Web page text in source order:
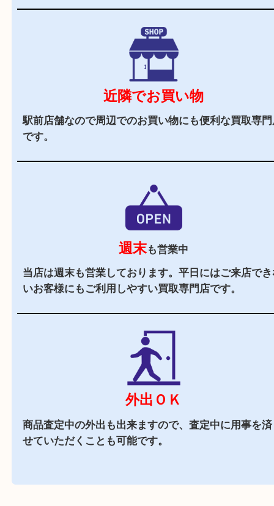
駅チカ
ＪＲ長尾駅よりすぐのエリアにあるので、遠方か
来店しやすい買取専門店です。
駐車場あり
店舗前に3台分の無料駐車場がございます。遠方
様や商品点数が多い時にもご来店しやすい買取
す。
近隣でお買い物